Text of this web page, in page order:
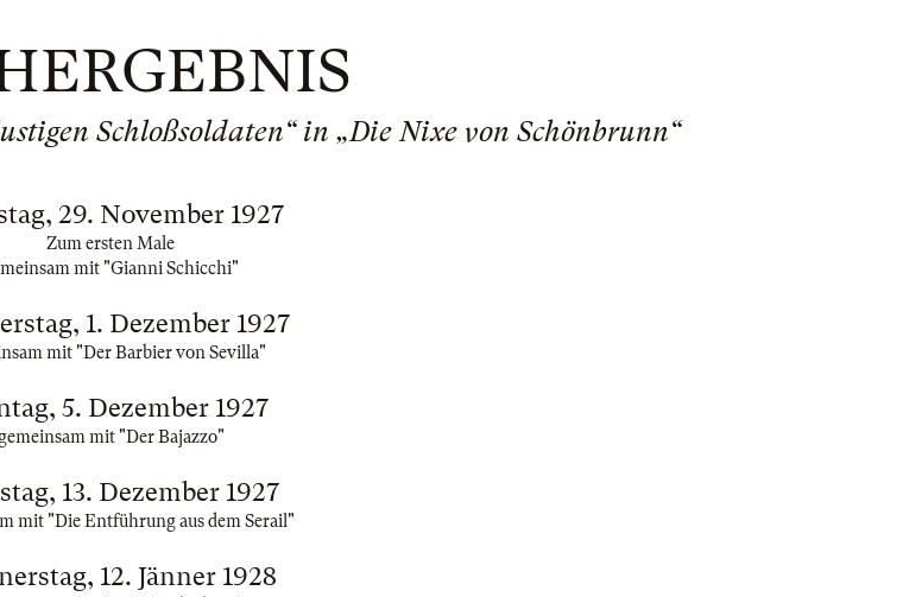
Schloßsoldaten“ in „Die Nixe von Schönbrunn“
29. November 1927
Zum ersten Male
mit "Gianni Schicchi"
1. Dezember 1927
mit "Der Barbier von Sevilla"
5. Dezember 1927
gemeinsam mit "Der Bajazzo"
13. Dezember 1927
mit "Die Entführung aus dem Serail"
12. Jänner 1928